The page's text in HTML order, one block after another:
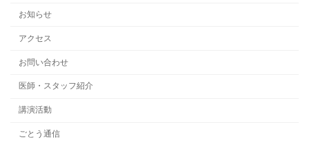
お知らせ
アクセス
お問い合わせ
医師・スタッフ紹介
講演活動
ごとう通信